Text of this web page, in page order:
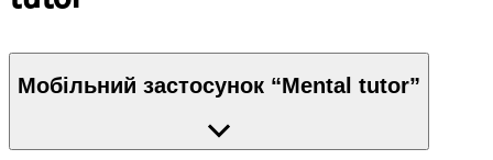
Мобільний застосунок “Mental tutor”